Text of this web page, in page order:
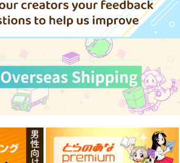
妙齢型重巡伝 残念だ
よ!!足柄さん(48)
880 （税込）
艦隊これくしょん-艦これ-
ボクカワウソ戦隊ビッ
Mystic Lab
660円 （税込）
艦隊これくしょん-艦これ-